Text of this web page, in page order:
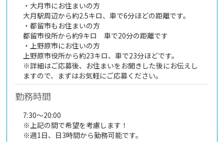
・大月市にお住まいの方
大月駅周辺から約2.5キロ、車で6分ほどの距離です。
・都留市もお住まいの方
都留市役所から約9キロ 車で20分の距離です
・上野原市にお住いの方
上野原市役所から約23キロ、車で23分ほどです。
※詳細はご応募後、お住まいをお聞きした後にお伝えし
ますので、まずはお気軽にご応募ください。
勤務時間
7:30～20:00
※上記の間で希望を考慮します！
※週1日、日3時間から勤務可能です。